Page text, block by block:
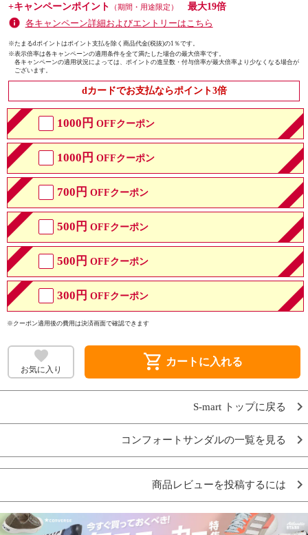
+キャンペーンポイント
（期間・用途限定）
最大19倍
各キャンペーン詳細およびエントリーはこちら
※たまるdポイントはポイント支払を除く商品代金(税抜)の1％です。
※表示倍率は各キャンペーンの適用条件を全て満たした場合の最大倍率です。
各キャンペーンの適用状況によっては、ポイントの進呈数・付与倍率が最大倍率より少なくなる場合が
ございます。
dカードでお支払ならポイント3倍
1000円 OFFクーポン
1000円 OFFクーポン
700円 OFFクーポン
500円 OFFクーポン
500円 OFFクーポン
300円 OFFクーポン
※クーポン適用後の費用は決済画面で確認できます
お気に入り shopping_cart カートに入れる
S-mart トップに戻る
コンフォートサンダルの一覧を見る
商品レビューを投稿するには